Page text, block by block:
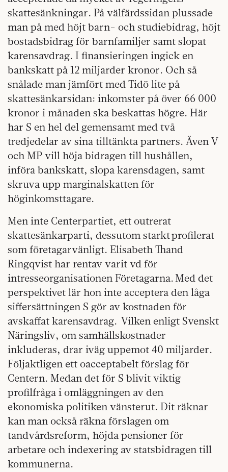
skattesänkningar. På välfärdssidan plussade
man på med höjt barn- och studiebidrag, höjt
bostadsbidrag för barnfamiljer samt slopat
karensavdrag. I finansieringen ingick en
bankskatt på 12 miljarder kronor. Och så
snålade man jämfört med Tidö lite på
skattesänkarsidan: inkomster på över 66 000
kronor i månaden ska beskattas högre. Här
har S en hel del gemensamt med två
tredjedelar av sina tilltänkta partners. Även V
och MP vill höja bidragen till hushållen,
införa bankskatt, slopa karensdagen, samt
skruva upp marginalskatten för
höginkomsttagare.
Men inte Centerpartiet, ett outrerat
skattesänkarparti, dessutom starkt profilerat
som företagarvänligt. Elisabeth Thand
Ringqvist har rentav varit vd för
intresseorganisationen Företagarna. Med det
perspektivet lär hon inte acceptera den låga
siffersättningen S gör av kostnaden för
avskaffat karensavdrag. Vilken enligt Svenskt
Näringsliv, om samhällskostnader
inkluderas, drar iväg uppemot 40 miljarder.
Följaktligen ett oacceptabelt förslag för
Centern. Medan det för S blivit viktig
profilfråga i omläggningen av den
ekonomiska politiken vänsterut. Dit räknar
kan man också räkna förslagen om
tandvårdsreform, höjda pensioner för
arbetare och indexering av statsbidragen till
kommunerna.